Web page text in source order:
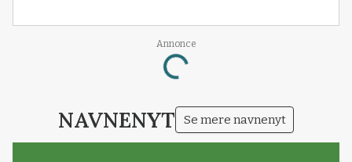
Annonce
Loading...
NAVNENYT Se mere navnenyt